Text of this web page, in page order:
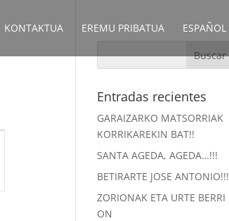
KONTAKTUA EREMU PRIBATUA ESPAÑOL
Entradas recientes
GARAIZARKO MATSORRIAK
KORRIKAREKIN BAT!!
SANTA AGEDA, AGEDA…!!!
BETIRARTE JOSE ANTONIO!!!
ZORIONAK ETA URTE BERRI
ON